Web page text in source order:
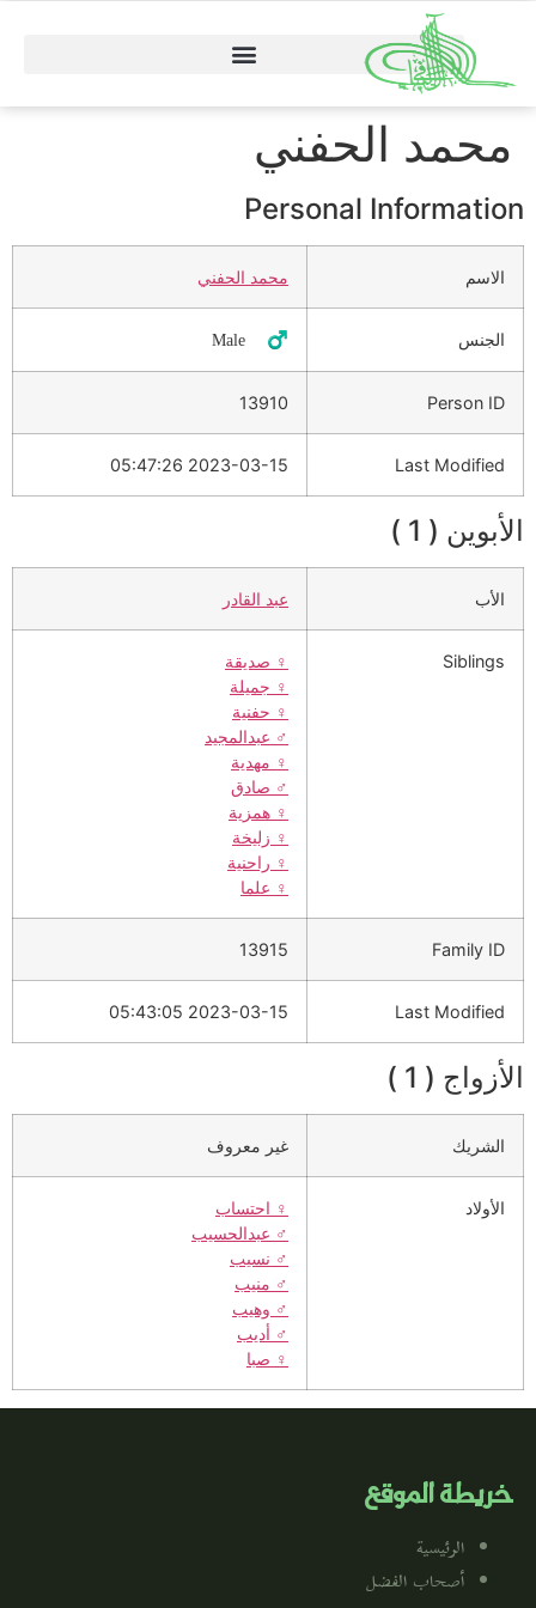
محمد الحفني
Personal Information
الاسم محمد الحفني
الجنس ♂️ Male
Person ID
13910
Last Modified
2023-03-15 05:47:26
الأبوين ( 1 )
الأب عبد القادر
Siblings
♀️ صديقة
♀️ جميلة
♀️ حفنية
♂️ عبدالمجيد
♀️ مهدية
♂️ صادق
♀️ همزية
♀️ زليخة
♀️ راحنية
♀️ علما
Family ID
13915
Last Modified
2023-03-15 05:43:05
الأزواج ( 1 )
الشريك غير معروف
الأولاد ♀️ احتساب
♂️ عبدالحسيب
♂️ نسيب
♂️ منيب
♂️ وهيب
♂️ أديب
♀️ صبا
خريطة الموقع
الرئيسية
أصحاب الفضل